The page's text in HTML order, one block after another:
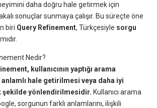
daha doğru hale getirmek için
sonuçlar sunmaya çalışır. Bu süreçte öne
biri Query Refinement, Türkçesiyle sorgu
Nedir?
kullanıcının yaptığı arama
hale getirilmesi veya daha iyi
şekilde yönlendirilmesidir. Kullanıcı arama
sorgunun farklı anlamlarını, ilişkili